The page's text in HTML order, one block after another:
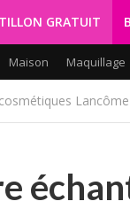
GRATUIT
Maison Maquillage
Lancôme